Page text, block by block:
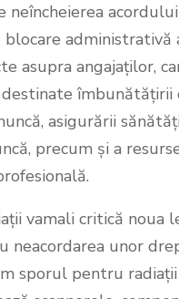
blocare administrativă
asupra angajaților,
îmbunătățirii
asigurării
precum și a
vamali critică noua
neacordarea unor
sporul pentru